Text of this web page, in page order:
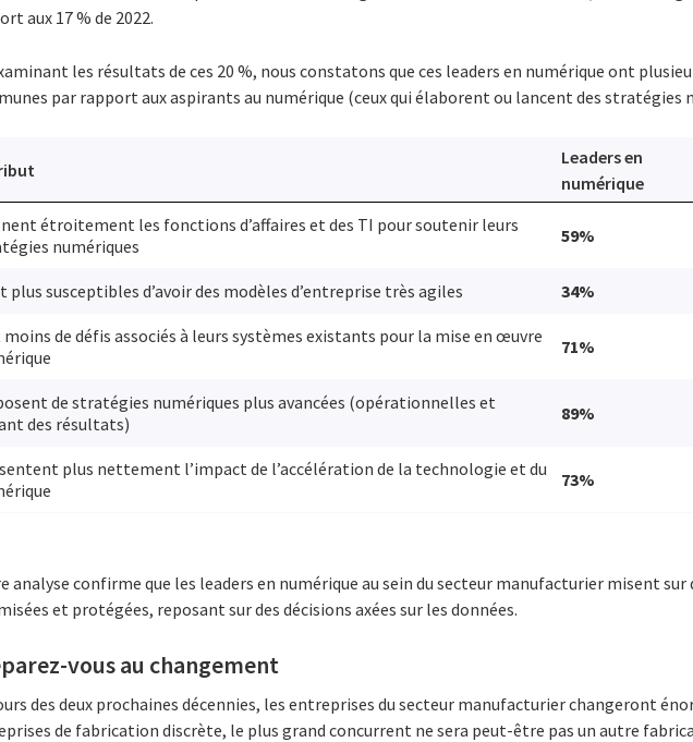
aux 17 % de 2022.
les résultats de ces 20 %, nous constatons que ces leaders en numérique ont
par rapport aux aspirants au numérique (ceux qui élaborent ou lancent des stratégies
Leaders en
numérique
étroitement les fonctions d’affaires et des TI pour soutenir leurs
numériques
59%
plus susceptibles d’avoir des modèles d’entreprise très agiles 34%
de défis associés à leurs systèmes existants pour la mise en œuvre
71%
de stratégies numériques plus avancées (opérationnelles et
des résultats)
89%
plus nettement l’impact de l’accélération de la technologie et du
73%
analyse confirme que les leaders en numérique au sein du secteur manufacturier misent sur
et protégées, reposant sur des décisions axées sur les données.
vous au changement
des deux prochaines décennies, les entreprises du secteur manufacturier changeront
de fabrication discrète, le plus grand concurrent ne sera peut-être pas un autre